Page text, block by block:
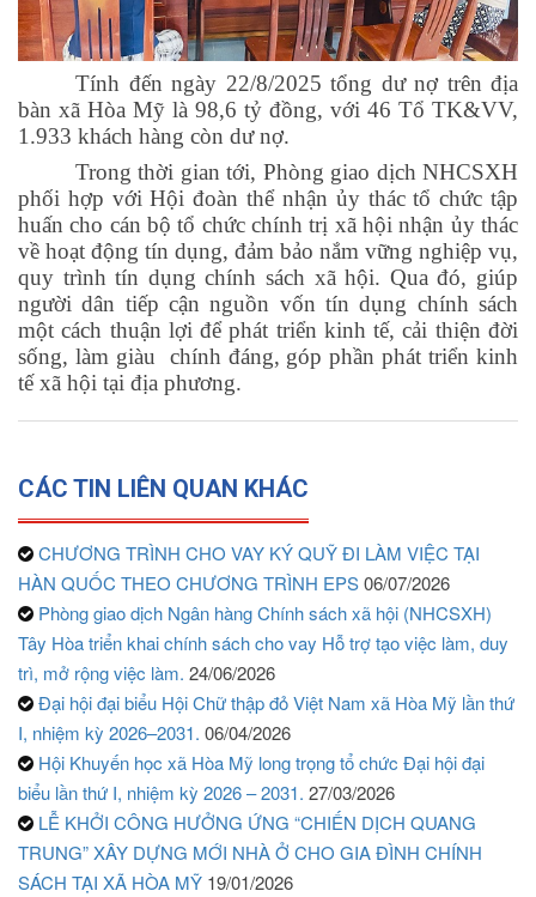
Tính đến ngày 22/8/2025 tổng dư nợ trên địa
bàn xã Hòa Mỹ là 98,6 tỷ đồng, với 46 Tổ TK&VV,
1.933 khách hàng còn dư nợ.
Trong thời gian tới, Phòng giao dịch NHCSXH
phối hợp với Hội đoàn thể nhận ủy thác tổ chức tập
huấn cho cán bộ tổ chức chính trị xã hội nhận ủy thác
về hoạt động tín dụng, đảm bảo nắm vững nghiệp vụ,
quy trình tín dụng chính sách xã hội. Qua đó, giúp
người dân tiếp cận nguồn vốn tín dụng chính sách
một cách thuận lợi để phát triển kinh tế, cải thiện đời
sống, làm giàu chính đáng, góp phần phát triển kinh
tế xã hội tại địa phương.
CÁC TIN LIÊN QUAN KHÁC
CHƯƠNG TRÌNH CHO VAY KÝ QUỸ ĐI LÀM VIỆC TẠI
HÀN QUỐC THEO CHƯƠNG TRÌNH EPS06/07/2026
Phòng giao dịch Ngân hàng Chính sách xã hội (NHCSXH)
Tây Hòa triển khai chính sách cho vay Hỗ trợ tạo việc làm, duy
trì, mở rộng việc làm. 24/06/2026
Đại hội đại biểu Hội Chữ thập đỏ Việt Nam xã Hòa Mỹ lần thứ
I, nhiệm kỳ 2026–2031. 06/04/2026
Hội Khuyến học xã Hòa Mỹ long trọng tổ chức Đại hội đại
biểu lần thứ I, nhiệm kỳ 2026 – 2031. 27/03/2026
LỄ KHỞI CÔNG HƯỞNG ỨNG “CHIẾN DỊCH QUANG
TRUNG” XÂY DỰNG MỚI NHÀ Ở CHO GIA ĐÌNH CHÍNH
SÁCH TẠI XÃ HÒA MỸ 19/01/2026